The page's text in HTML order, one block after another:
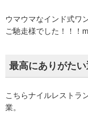
ウマウマなインド式ワ
ご馳走様でした！！！
最高にありがたい
こちらナイルレストラ
業。